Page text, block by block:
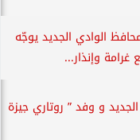
الوادي الجديد يوجّه
غرامة وإنذار...
و وفد ” روتاري جيزة